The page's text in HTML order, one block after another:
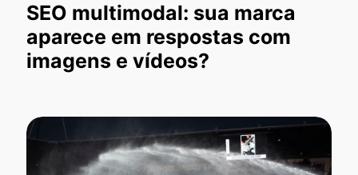
SEO multimodal: sua marca
aparece em respostas com
imagens e vídeos?